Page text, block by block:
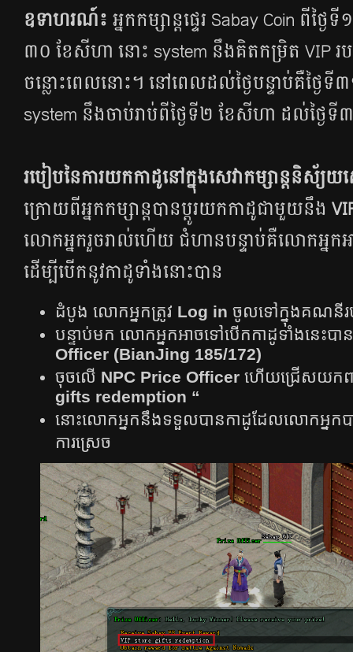
ឧទាហរណ៍៖ អ្នក​​កម្សាន្ត​​ផ្ទេ​រ​​ Sabay Coin​ ពី​ថ្
៣០​ ខែ​សីហា​ នោះ​ system​​ នឹង​គិត​​កម្រិត​​ VIP​​ រប
ចន្លោះ​​ពេល​​នោះ​។​ នៅ​​ពេល​​ដល់​​ថ្ងៃ​​បន្ទាប់​​គឺ​​ថ្ងៃ​
system​ នឹង​ចាប់​រាប់​ពី​ថ្ងៃ​ទី​២​​ ខែ​សីហា​ ដល់​ថ្ងៃ​
របៀប​នៃ​ការ​យក​កាដូ​នៅ​ក្នុង​សេវា​កម្សាន្ត​និស័្យយ​
ក្រោយ​ពី​អ្នក​កម្សាន្ត​បាន​ប្តូរ​យក​កាដូ​ជាមួយ​នឹង​
លោក​អ្នក​រួច​រាល់​ហើយ​ ជំហាន​បន្ទាប់​គឺ​លោក​អ្នក​
ដើម្បី​បើក​នូវ​កាដូ​ទាំង​នោះ​បាន​
ដំបូង​ លោកអ្នក​ត្រូវ​ Log in ចូល​ទៅ​ក្នុង​គណនី​
បន្ទាប់​មក​ លោកអ្នក​អាច​ទៅ​បើក​កាដូ​ទាំង​នេះ​ប
Officer (BianJing 185/172)​
ចុចលើ​ NPC Price Officer ហើយ​ជ្រើសយក​ព
gifts redemption “
នោះ​លោក​អ្នក​នឹង​ទទួល​បាន​កាដូ​ដែល​លោក​អ្នក​ប
ការ​ស្រេច